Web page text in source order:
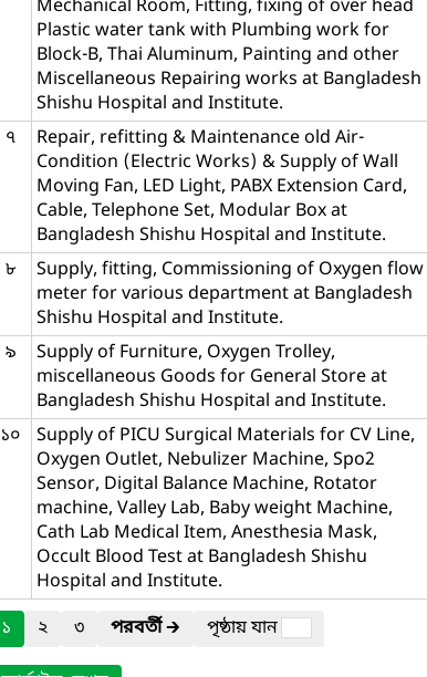
Mechanical Room, Fitting, fixing of over head
Plastic water tank with Plumbing work for
Block-B, Thai Aluminum, Painting and other
Miscellaneous Repairing works at Bangladesh
Shishu Hospital and Institute.
৭
Repair, refitting & Maintenance old Air-
Condition (Electric Works) & Supply of Wall
Moving Fan, LED Light, PABX Extension Card,
Cable, Telephone Set, Modular Box at
Bangladesh Shishu Hospital and Institute.
৮
Supply, fitting, Commissioning of Oxygen flow
meter for various department at Bangladesh
Shishu Hospital and Institute.
৯
Supply of Furniture, Oxygen Trolley,
miscellaneous Goods for General Store at
Bangladesh Shishu Hospital and Institute.
১০
Supply of PICU Surgical Materials for CV Line,
Oxygen Outlet, Nebulizer Machine, Spo2
Sensor, Digital Balance Machine, Rotator
machine, Valley Lab, Baby weight Machine,
Cath Lab Medical Item, Anesthesia Mask,
Occult Blood Test at Bangladesh Shishu
Hospital and Institute.
১ ২ ৩ পরবর্তী🡲 পৃষ্ঠায় যান